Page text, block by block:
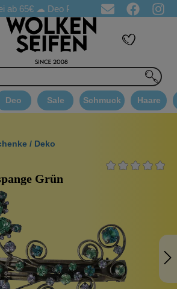
☁ Deo Proben in jeder Bestellung ☁
Deo Sale Schmuck Haare
/ Deko
Grün